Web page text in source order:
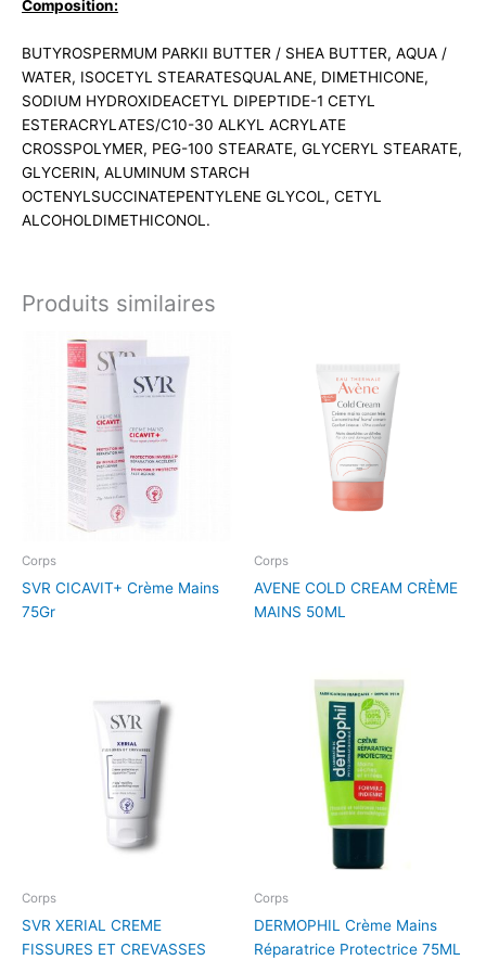
Composition:
BUTYROSPERMUM PARKII BUTTER / SHEA BUTTER, AQUA /
WATER, ISOCETYL STEARATESQUALANE, DIMETHICONE,
SODIUM HYDROXIDEACETYL DIPEPTIDE-1 CETYL
ESTERACRYLATES/C10-30 ALKYL ACRYLATE
CROSSPOLYMER, PEG-100 STEARATE, GLYCERYL STEARATE,
GLYCERIN, ALUMINUM STARCH
OCTENYLSUCCINATEPENTYLENE GLYCOL, CETYL
ALCOHOLDIMETHICONOL.
Produits similaires
Corps
SVR CICAVIT+ Crème Mains
75Gr
Corps
AVENE COLD CREAM CRÈME
MAINS 50ML
Corps
SVR XERIAL CREME
FISSURES ET CREVASSES
Corps
DERMOPHIL Crème Mains
Réparatrice Protectrice 75ML